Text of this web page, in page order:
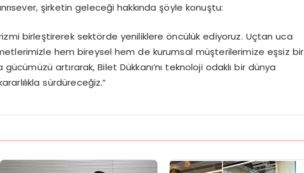
şirketin geleceği hakkında şöyle konuştu:
birleştirerek sektörde yeniliklere öncülük ediyoruz. Uçtan uca
hem bireysel hem de kurumsal müşterilerimize eşsiz bir
artırarak, Bilet Dükkanı’nı teknoloji odaklı bir dünya
sürdüreceğiz.”